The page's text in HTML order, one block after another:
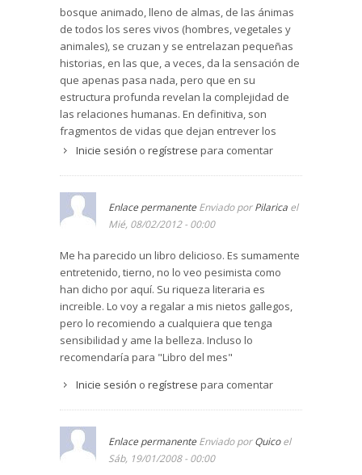
bosque animado, lleno de almas, de las ánimas
de todos los seres vivos (hombres, vegetales y
animales), se cruzan y se entrelazan pequeñas
historias, en las que, a veces, da la sensación de
que apenas pasa nada, pero que en su
estructura profunda revelan la complejidad de
las relaciones humanas. En definitiva, son
fragmentos de vidas que dejan entrever los
temas esenciales de nuestra existencia: el
importante de un cuento es la historia que no se
cuenta, la que está por debajo de lo que se dice”.
El relato destaca por sus magníficas
descripciones y por su estilo, lleno de lirismo y
toques de humor, que preludian el realismo
mágico. La intervención de los personajes
principales en varias de las Estancias le da
cohesión al texto, al igual que la presencia
continuada de la fraga que marca las
coordenadas espaciales de la novela.
alza como auténtica protagonista de la obra, que
Inicie sesión o regístrese para comentar
Enlace permanente Enviado porPilarica el
Mié, 08/02/2012 - 00:00
Me ha parecido un libro delicioso. Es sumamente
entretenido, tierno, no lo veo pesimista como
han dicho por aquí. Su riqueza literaria es
increible. Lo voy a regalar a mis nietos gallegos,
pero lo recomiendo a cualquiera que tenga
sensibilidad y ame la belleza. Incluso lo
recomendaría para "Libro del mes"
Inicie sesión o regístrese para comentar
Enlace permanente Enviado porQuicoel
Sáb, 19/01/2008 - 00:00